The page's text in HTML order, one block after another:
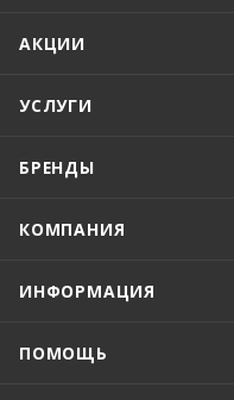
АКЦИИ
УСЛУГИ
БРЕНДЫ
КОМПАНИЯ
ИНФОРМАЦИЯ
ПОМОЩЬ